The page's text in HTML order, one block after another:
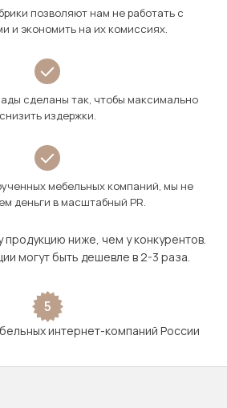
позволяют нам не работать с
и экономить на их комиссиях.
сделаны так, чтобы максимально
снизить издержки.
мебельных компаний, мы не
деньги в масштабный PR.
продукцию ниже, чем у конкурентов.
могут быть дешевле в 2-3 раза.
5
интернет-компаний России